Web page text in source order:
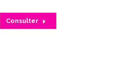
Consulter